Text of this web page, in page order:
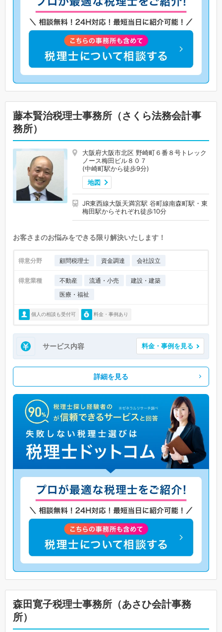
藤本賢治税理士事務所（さくら法務会計事
務所）
大阪府大阪市北区 野崎町６番８号トレック
ノース梅田ビル８０７
(中崎町駅から徒歩9分)
地図
JR東西線大阪天満宮駅 谷町線南森町駅・東
梅田駅からそれぞれ徒歩10分
お客さまのお悩みをできる限り解決いたします！
得意分野 顧問税理士 資金調達 会社設立
得意業種 不動産 流通・小売
建設・建築
医療・福祉
個人の相談も受付可 料金・事例あり
サービス内容 料金・事例を見る
詳細を見る
森田寛子税理士事務所（あさひ会計事務
所）